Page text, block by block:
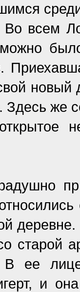
Во всем
Здесь же
старой
В ее
и